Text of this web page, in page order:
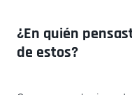
¿En quién
de estos?